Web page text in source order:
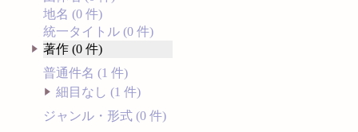
地名 (0 件)
統一タイトル (0 件)
著作 (0 件)
普通件名 (1 件)
細目なし (1 件)
ジャンル・形式 (0 件)